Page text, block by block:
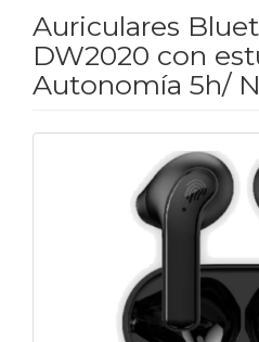
Auriculares
DW2020 con
Autonomía 5h/